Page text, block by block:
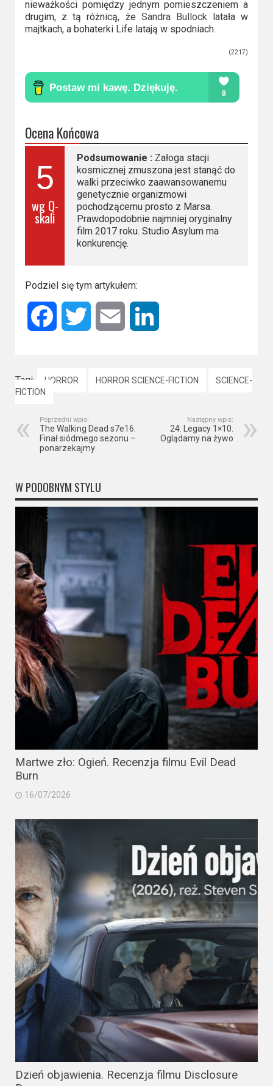
nieważkości pomiędzy jednym pomieszczeniem a
drugim, z tą różnicą, że Sandra Bullock latała w
majtkach, a bohaterki Life latają w spodniach.
(2217)
Ocena Końcowa
5
wg Q-
skali
Podsumowanie : Załoga stacji
kosmicznej zmuszona jest stanąć do
walki przeciwko zaawansowanemu
genetycznie organizmowi
pochodzącemu prosto z Marsa.
Prawdopodobnie najmniej oryginalny
film 2017 roku. Studio Asylum ma
konkurencję.
Podziel się tym artykułem:
Facebook Twitter Email
Tagi: HORROR HORROR SCIENCE-FICTION
SCIENCE-
FICTION
Poprzedni wpis:
The Walking Dead s7e16.
Finał siódmego sezonu –
ponarzekajmy
Następny wpis:
24: Legacy 1×10.
Oglądamy na żywo
W PODOBNYM STYLU
Martwe zło: Ogień. Recenzja filmu Evil Dead
Burn
16/07/2026
Dzień objawienia. Recenzja filmu Disclosure